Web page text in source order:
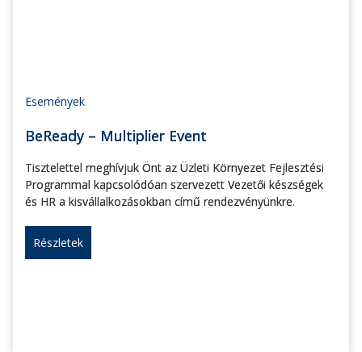
Események
BeReady – Multiplier Event
Tisztelettel meghívjuk Önt az Üzleti Környezet Fejlesztési
Programmal kapcsolódóan szervezett Vezetői készségek
és HR a kisvállalkozásokban című rendezvényünkre.
Részletek